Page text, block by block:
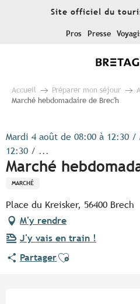
Site officiel du
Pros Presse
Accueil Préparer mon séjour
Marché hebdomadaire de Brec'h
Mardi 4 août de 08:00 à 12:30 /
12:30 / ...
Marché
MARCHÉ
Place du Kreisker, 56400 Brech
M'y rendre
J'y vais en train !
PartagerAjouter aux favoris